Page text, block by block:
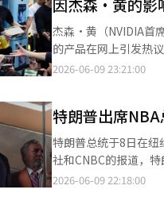
育合作项目资金缩减的情况，使教
采取单方面打破补助
在税收繁荣期积累的
外，为了弥补税收缺
同时表达多美所具备
真的很帅。我想尝试
本也符合那个感觉，
样’。”（强东昊）“
质。”（朴志贤）在积
镜头开始运转、舞台
前辈在排练时并没有
真正的舞台气质。让
生。※ 本报道经人工
交易条件等进行协商。 朱主席强调：“为了防止加盟业务现场的不公，交易条件必须合理决定，加盟商应与总
协商。” 他还表示：“新修订的加盟业务法赋予加盟商的协商请求权必须有效运作，我们将确保加盟商组织的公共代
表性和合理决策。” 业界对增强加盟商谈判能力表示期待，但也对制度运行过程中可能出现的副作用表示担忧。 当
天，韩国特许经营产
协会则指出，如果注册条件过于严格，
完成年内的实施条例
杰森·黄（NVIDIA首
的产品在网上引发热
一精选蜂蜜香蕉味
官在现场亲自撕开零
海力士合作于去年11
相关人士表示：“该
后，销售将结束，但
宣传效果）将该产品
2026-06-09 23:21:00
特朗普出席
特朗普总统于8日在纽
社和CNBC的报道，
看了纽约尼克斯与圣安东尼奥马刺的比赛。 这是现任美国
2026-06-09 22:18:00